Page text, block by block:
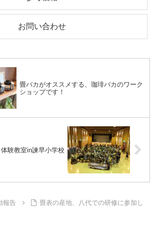
お問い合わせ
畳バカがオススメする、珈琲バカのワーク
ショップです！
験教室in諫早小学校
報告
畳表の産地、八代での研修に参加し